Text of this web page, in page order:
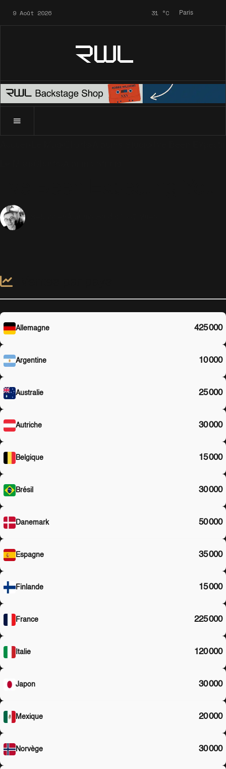
9 Août 2026 Paris
31 °C
RWL
Allemagne 425 000
Argentine 10 000
Australie 25 000
Autriche 30 000
Belgique 15 000
Brésil 30 000
Danemark 50 000
Espagne 35 000
Finlande 15 000
France 225 000
Italie 120 000
Japon 30 000
Mexique 20 000
Norvège 30 000